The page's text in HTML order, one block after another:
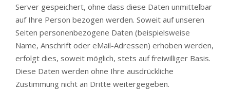
Server gespeichert, ohne dass diese Daten unmittelbar
auf Ihre Person bezogen werden. Soweit auf unseren
Seiten personenbezogene Daten (beispielsweise
Name, Anschrift oder eMail-Adressen) erhoben werden,
erfolgt dies, soweit möglich, stets auf freiwilliger Basis.
Diese Daten werden ohne Ihre ausdrückliche
Zustimmung nicht an Dritte weitergegeben.